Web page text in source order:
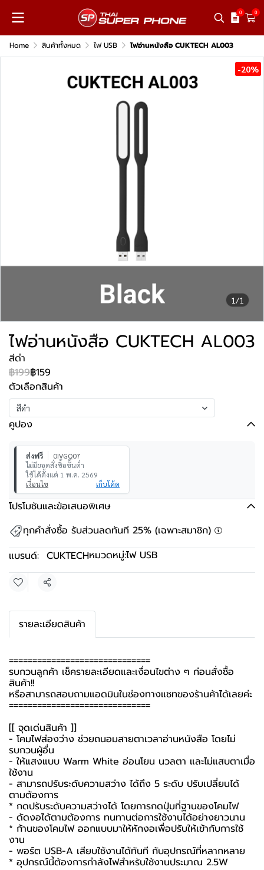
0 0
Home สินค้าทั้งหมด ไฟ USB ไฟอ่านหนังสือ CUKTECH AL003
1/1
-20%
ไฟอ่านหนังสือ CUKTECH AL003
สีดำ
฿199฿159
ตัวเลือกสินค้า
สีดำ
คูปอง
ส่งฟรี
0IVGQ07
ไม่มียอดสั่งซื้อขั้นต่ำ
ใช้ได้ตั้งแต่ 1 พ.ค. 2569
เงื่อนไข
เก็บโค้ด
โปรโมชันและข้อเสนอพิเศษ
ทุกคำสั่งซื้อ รับส่วนลดทันที 25% (เฉพาะสมาชิก)
แบรนด์: CUKTECHหมวดหมู่:ไฟ USB
แชร์
รายละเอียดสินค้า
==============================
รบกวนลูกค้า เช็ครายละเอียดและเงื่อนไขต่าง ๆ ก่อนสั่งซื้อ
สินค้า!!
หรือสามารถสอบถามแอดมินในช่องทางแชทของร้านค้าได้เลยค่ะ
==============================
[[ จุดเด่นสินค้า ]]
- โคมไฟส่องว่าง ช่วยถนอมสายตาเวลาอ่านหนังสือ โดยไม่
รบกวนผู้อื่น
- ให้แสงแบบ Warm White อ่อนโยน นวลตา และไม่แสบตาเมื่อ
ใช้งาน
- สามารถปรับระดับความสว่าง ได้ถึง 5 ระดับ ปรับเปลี่ยนได้
ตามต้องการ
* กดปรับระดับความสว่างได้ โดยการกดปุ่มที่ฐานของโคมไฟ
- ดัดงอได้ตามต้องการ ทนทานต่อการใช้งานได้อย่างยาวนาน
* ก้านของโคมไฟ ออกแบบมาให้หักงอเพื่อปรับให้เข้ากับการใช้
งาน
- พอร์ต USB-A เสียบใช้งานได้ทันที กับอุปกรณ์ที่หลากหลาย
* อุปกรณ์นี้ต้องการกำลังไฟสำหรับใช้งานประมาณ 2.5W